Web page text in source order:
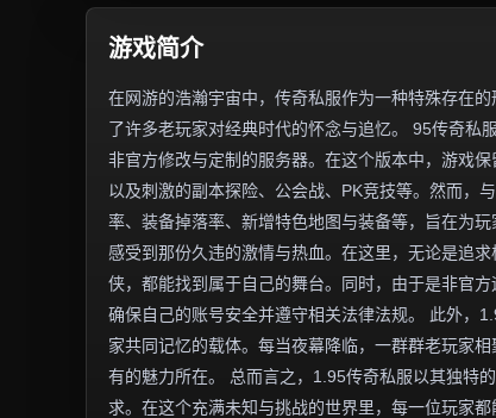
游戏简介
在网游的浩瀚宇宙中，传奇私服作为一种特殊存在
了许多老玩家对经典时代的怀念与追忆。 95传奇私
非官方修改与定制的服务器。在这个版本中，游戏
以及刺激的副本探险、公会战、PK竞技等。然而，
率、装备掉落率、新增特色地图与装备等，旨在为
感受到那份久违的激情与热血。在这里，无论是追
侠，都能找到属于自己的舞台。同时，由于是非官
确保自己的账号安全并遵守相关法律法规。 此外，
家共同记忆的载体。每当夜幕降临，一群群老玩家
有的魅力所在。 总而言之，1.95传奇私服以其独特
求。在这个充满未知与挑战的世界里，每一位玩家都